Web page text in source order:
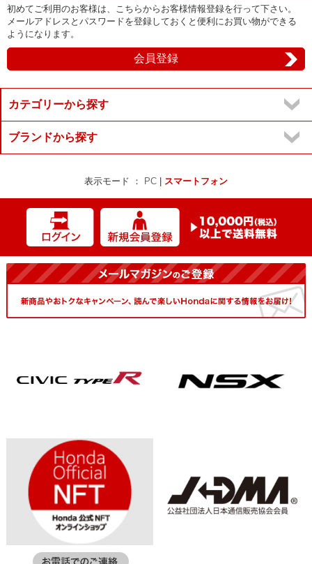
初めてご利用のお客様は、こちらからお客様情報登録を行って下さい。
メールアドレスとパスワードを登録しておくと便利にお買い物ができる
ようになります。
カテゴリーから探す
ブランドから探す
表示モード ： PC | スマートフォン